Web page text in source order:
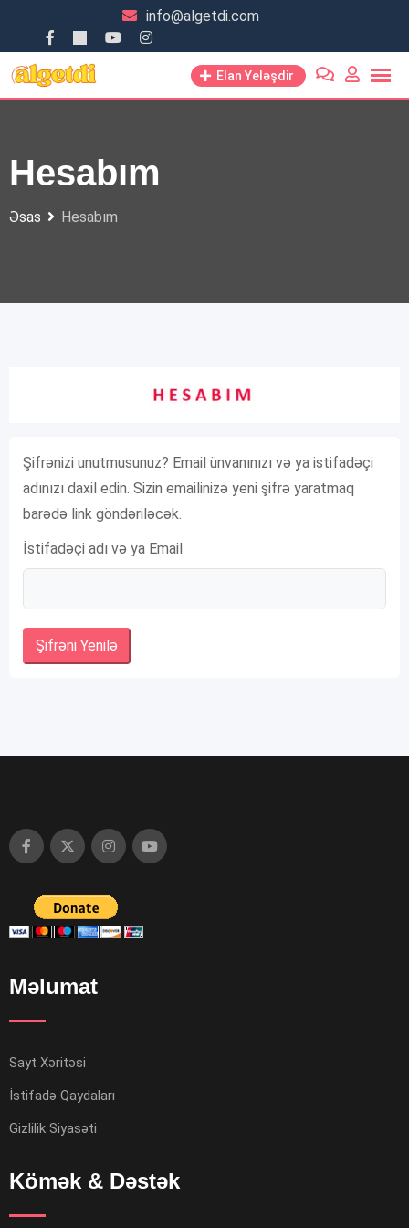
content
info@algetdi.com
Elan Yeləşdir
Hesabım
Əsas Hesabım
Şifrənizi unutmusunuz? Email ünvanınızı və ya istifadəçi
adınızı daxil edin. Sizin emailinizə yeni şifrə yaratmaq
barədə link göndəriləcək.
İstifadəçi adı və ya Email
Məlumat
Sayt Xəritəsi
İstifadə Qaydaları
Gizlilik Siyasəti
Kömək & Dəstək